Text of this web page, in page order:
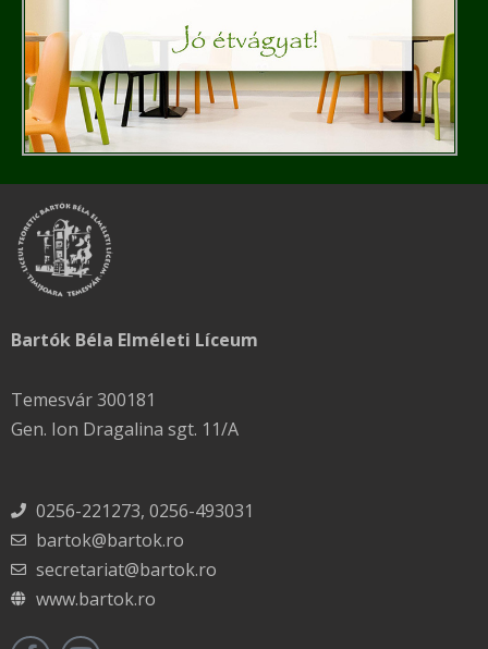
Bartók Béla Elméleti Líceum
Temesvár 300181
Gen. Ion Dragalina sgt. 11/A
0256-221273, 0256-493031
bartok@bartok.ro
secretariat@bartok.ro
www.bartok.ro